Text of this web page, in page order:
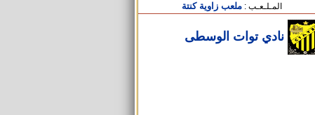
المـلـعـب :ملعب زاوية كنتة
نادي توات الوسطى